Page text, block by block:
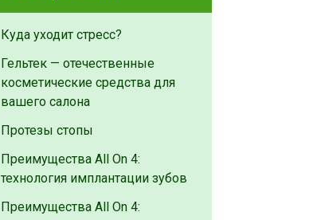
Куда уходит стресс?
Гельтек — отечественные
косметические средства для
вашего салона
Протезы стопы
Преимущества All On 4:
технология имплантации зубов
Преимущества All On 4: